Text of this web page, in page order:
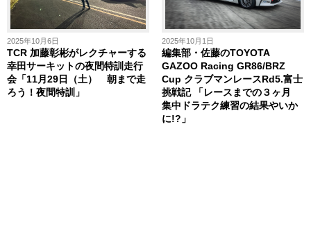
2025年10月6日
TCR 加藤彰彬がレクチャーする
幸田サーキットの夜間特訓走行
会「11月29日（土） 朝まで走
ろう！夜間特訓」
2025年10月1日
編集部・佐藤のTOYOTA
GAZOO Racing GR86/BRZ
Cup クラブマンレースRd5.富士
挑戦記 「レースまでの３ヶ月
集中ドラテク練習の結果やいか
に!?」